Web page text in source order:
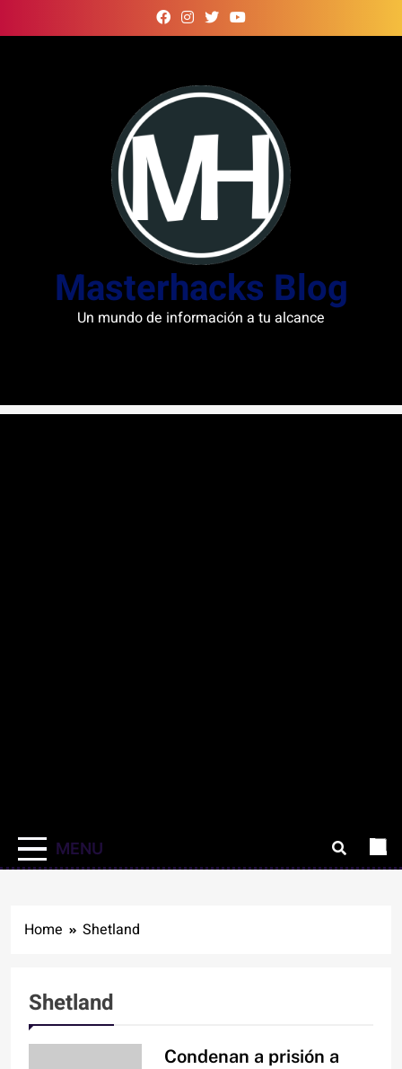
to
Masterhacks Blog
Un mundo de información a tu alcance
MENU
Home Shetland
Shetland
Condenan a prisión a